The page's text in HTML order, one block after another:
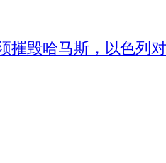
摧毁哈马斯，以色列